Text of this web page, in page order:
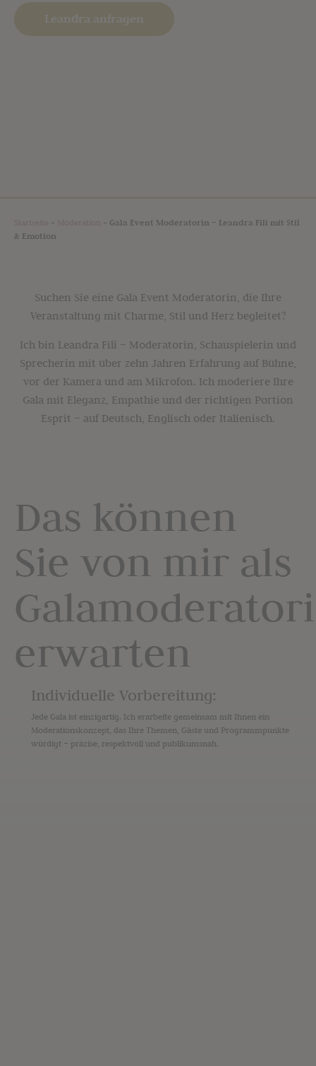
Leandra anfragen
» » Gala Event Moderatorin – Leandra Fili mit Stil
& Emotion
Suchen Sie eine Gala Event Moderatorin, die Ihre
Veranstaltung mit Charme, Stil und Herz begleitet?
Ich bin Leandra Fili – Moderatorin, Schauspielerin und
Sprecherin mit über zehn Jahren Erfahrung auf Bühne,
vor der Kamera und am Mikrofon. Ich moderiere Ihre
Gala mit Eleganz, Empathie und der richtigen Portion
Esprit – auf Deutsch, Englisch oder Italienisch.
Das können
Sie von mir als
erwarten
Individuelle Vorbereitung:
Jede Gala ist einzigartig. Ich erarbeite gemeinsam mit Ihnen ein
Moderationskonzept, das Ihre Themen, Gäste und Programmpunkte
würdigt – präzise, respektvoll und publikumsnah.